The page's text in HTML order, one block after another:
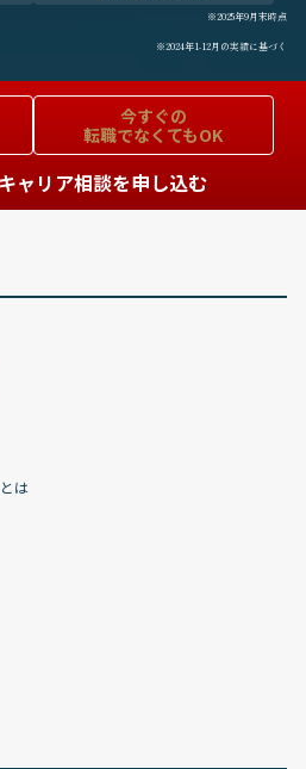
※2025年9月末時点
※2024年1-12月の実績に基づく
今すぐの
転職でなくてもOK
ャリア相談を申し込む
は